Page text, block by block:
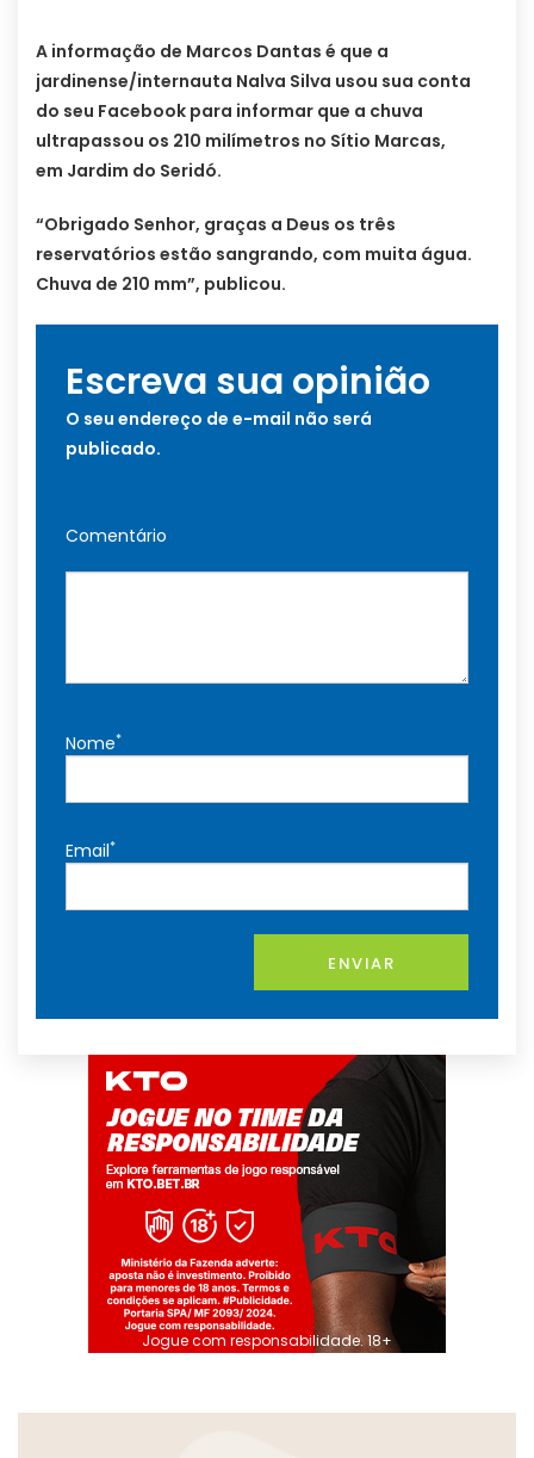
A informação de Marcos Dantas é que a
jardinense/internauta Nalva Silva usou sua conta
do seu Facebook para informar que a chuva
ultrapassou os 210 milímetros no Sítio Marcas,
em Jardim do Seridó.
“Obrigado Senhor, graças a Deus os três
reservatórios estão sangrando, com muita água.
Chuva de 210 mm”, publicou.
Escreva sua opinião
O seu endereço de e-mail não será
publicado.
Comentário
Nome*
Email*
ENVIAR
Jogue com responsabilidade. 18+